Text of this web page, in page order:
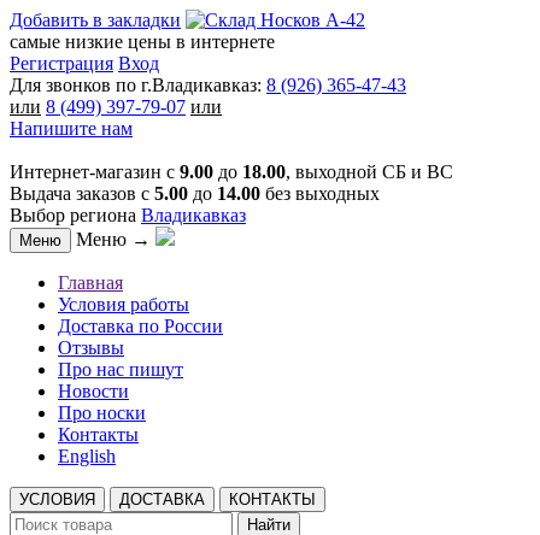
Добавить в закладки
самые низкие цены в интернете
Регистрация Вход
Для звонков по г.Владикавказ: 8 (926) 365-47-43
или 8 (499) 397-79-07 или
Напишите нам
Интернет-магазин с 9.00 до 18.00, выходной СБ и ВС
Выдача заказов с 5.00 до 14.00 без выходных
Выбор региона Владикавказ
Меню Меню →
Главная
Условия работы
Доставка по России
Отзывы
Про нас пишут
Новости
Про носки
Контакты
English
УСЛОВИЯ ДОСТАВКА
КОНТАКТЫ
Найти